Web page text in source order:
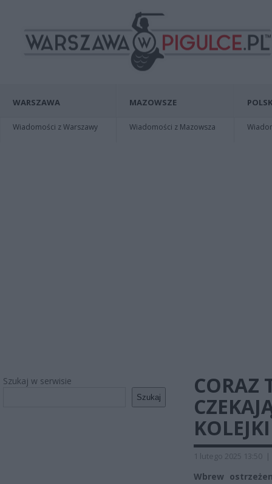
WARSZAWA
Wiadomości z Warszawy
MAZOWSZE
Wiadomości z Mazowsza
Szukaj w serwisie
Szukaj
CORAZ
1 lutego 2025 13:50 |
Wbrew